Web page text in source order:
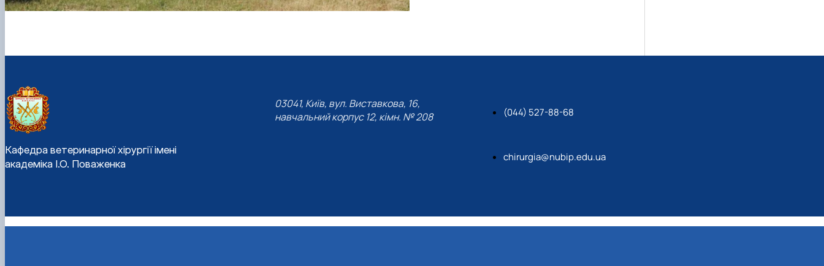
Кафедра ветеринарної хірургії імені
академіка І.О. Поваженка
03041, Київ, вул. Виставкова, 16,
навчальний корпус 12, кімн. № 208
(044) 527-88-68
chirurgia@nubip.edu.ua